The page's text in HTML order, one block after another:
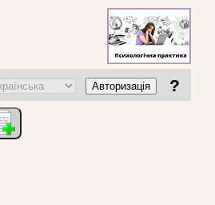
Авторизація ?